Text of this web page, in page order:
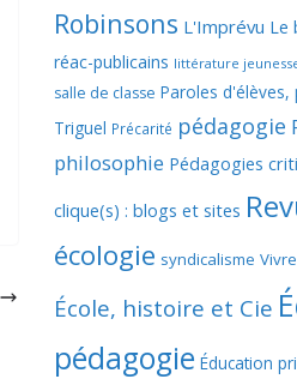
Robinsons L'Imprévu Le
réac-publicains littérature
salle de classe Paroles d'élèves,
Triguel Précarité pédagogie
philosophie Pédagogies
clique(s) : blogs et sites
écologie syndicalisme
École, histoire et Cie
pédagogie Éducation